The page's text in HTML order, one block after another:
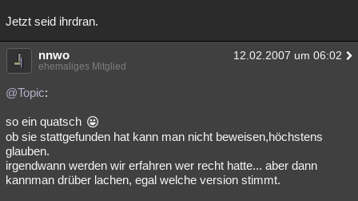
Jetzt seid ihrdran.
nnwo 12.02.2007 um 06:02
ehemaliges Mitglied
@Topic:
so ein quatsch
ob sie stattgefunden hat kann man nicht beweisen,höchstens
glauben.
irgendwann werden wir erfahren wer recht hatte... aber dann
kannman drüber lachen, egal welche version stimmt.